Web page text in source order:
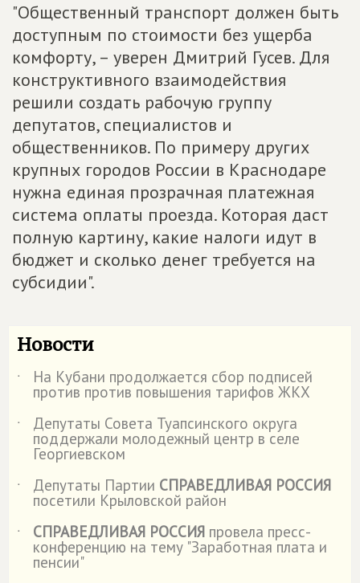
"Общественный транспорт должен быть
доступным по стоимости без ущерба
комфорту, – уверен Дмитрий Гусев. Для
конструктивного взаимодействия
решили создать рабочую группу
депутатов, специалистов и
общественников. По примеру других
крупных городов России в Краснодаре
нужна единая прозрачная платежная
система оплаты проезда. Которая даст
полную картину, какие налоги идут в
бюджет и сколько денег требуется на
субсидии".
Новости
˙ На Кубани продолжается сбор подписей
против против повышения тарифов ЖКХ
˙
Депутаты Совета Туапсинского округа
поддержали молодежный центр в селе
Георгиевском
˙
Депутаты Партии СПРАВЕДЛИВАЯ РОССИЯ
посетили Крыловской район
˙
СПРАВЕДЛИВАЯ РОССИЯ провела пресс-
конференцию на тему "Заработная плата и
пенсии"